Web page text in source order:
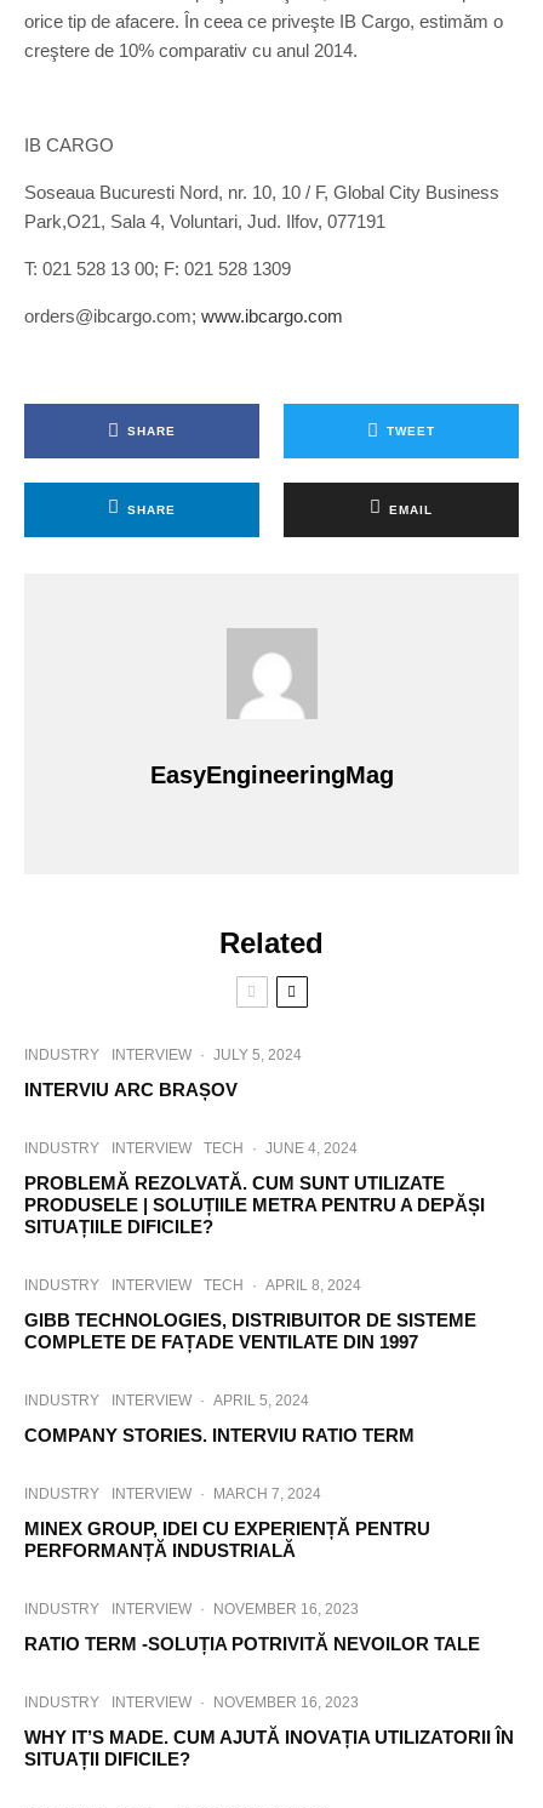
orice tip de afacere. În ceea ce priveşte IB Cargo, estimăm o
creştere de 10% comparativ cu anul 2014.
IB CARGO
Soseaua Bucuresti Nord, nr. 10, 10 / F, Global City Business
Park,O21, Sala 4, Voluntari, Jud. Ilfov, 077191
T: 021 528 13 00; F: 021 528 1309
orders@ibcargo.com; www.ibcargo.com
SHARE TWEET
SHARE EMAIL
EasyEngineeringMag
Related
INDUSTRY INTERVIEW · JULY 5, 2024
INTERVIU ARC BRAȘOV
INDUSTRY INTERVIEW TECH · JUNE 4, 2024
PROBLEMĂ REZOLVATĂ. CUM SUNT UTILIZATE
PRODUSELE | SOLUȚIILE METRA PENTRU A DEPĂȘI
SITUAȚIILE DIFICILE?
INDUSTRY INTERVIEW TECH · APRIL 8, 2024
GIBB TECHNOLOGIES, DISTRIBUITOR DE SISTEME
COMPLETE DE FAȚADE VENTILATE DIN 1997
INDUSTRY INTERVIEW · APRIL 5, 2024
COMPANY STORIES. INTERVIU RATIO TERM
INDUSTRY INTERVIEW · MARCH 7, 2024
MINEX GROUP, IDEI CU EXPERIENȚĂ PENTRU
PERFORMANȚĂ INDUSTRIALĂ
INDUSTRY INTERVIEW · NOVEMBER 16, 2023
RATIO TERM -SOLUȚIA POTRIVITĂ NEVOILOR TALE
INDUSTRY INTERVIEW · NOVEMBER 16, 2023
WHY IT’S MADE. CUM AJUTĂ INOVAȚIA UTILIZATORII ÎN
SITUAȚII DIFICILE?